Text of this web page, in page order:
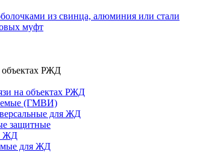
из свинца, алюминия или стали
муфт
объектах РЖД
на объектах РЖД
(ГМВИ)
для ЖД
защитные
ЖД
для ЖД